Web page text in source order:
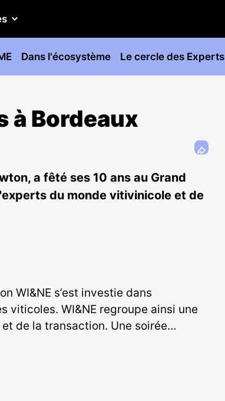
Dans l'écosystème Le cercle des Experts
à Bordeaux
a fêté ses 10 ans au Grand
du monde vitivinicole et de
WI&NE s’est investie dans
viticoles. WI&NE regroupe ainsi une
de la transaction. Une soirée…